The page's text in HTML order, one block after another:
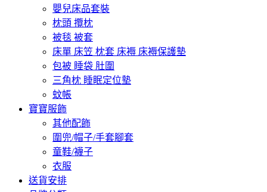
嬰兒床品套裝
枕頭 攬枕
被毯 被套
床單 床笠 枕套 床褥 床褥保護墊
包被 睡袋 肚圍
三角枕 睡眠定位墊
蚊帳
寶寶服飾
其他配飾
圍兜/帽子/手套腳套
童鞋/襪子
衣服
送貨安排